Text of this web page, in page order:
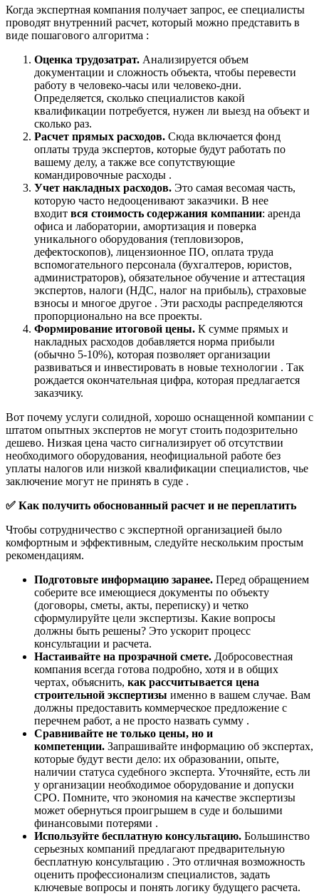
Когда экспертная компания получает запрос, ее специалисты
проводят внутренний расчет, который можно представить в
виде пошагового алгоритма :
Оценка трудозатрат. Анализируется объем
документации и сложность объекта, чтобы перевести
работу в человеко-часы или человеко-дни.
Определяется, сколько специалистов какой
квалификации потребуется, нужен ли выезд на объект и
сколько раз.
Расчет прямых расходов. Сюда включается фонд
оплаты труда экспертов, которые будут работать по
вашему делу, а также все сопутствующие
командировочные расходы .
Учет накладных расходов. Это самая весомая часть,
которую часто недооценивают заказчики. В нее
входит вся стоимость содержания компании: аренда
офиса и лаборатории, амортизация и поверка
уникального оборудования (тепловизоров,
дефектоскопов), лицензионное ПО, оплата труда
вспомогательного персонала (бухгалтеров, юристов,
администраторов), обязательное обучение и аттестация
экспертов, налоги (НДС, налог на прибыль), страховые
взносы и многое другое . Эти расходы распределяются
пропорционально на все проекты.
Формирование итоговой цены. К сумме прямых и
накладных расходов добавляется норма прибыли
(обычно 5-10%), которая позволяет организации
развиваться и инвестировать в новые технологии . Так
рождается окончательная цифра, которая предлагается
заказчику.
Вот почему услуги солидной, хорошо оснащенной компании с
штатом опытных экспертов не могут стоить подозрительно
дешево. Низкая цена часто сигнализирует об отсутствии
необходимого оборудования, неофициальной работе без
уплаты налогов или низкой квалификации специалистов, чье
заключение могут не принять в суде .
✅ Как получить обоснованный расчет и не переплатить
Чтобы сотрудничество с экспертной организацией было
комфортным и эффективным, следуйте нескольким простым
рекомендациям.
Подготовьте информацию заранее. Перед обращением
соберите все имеющиеся документы по объекту
(договоры, сметы, акты, переписку) и четко
сформулируйте цели экспертизы. Какие вопросы
должны быть решены? Это ускорит процесс
консультации и расчета.
Настаивайте на прозрачной смете. Добросовестная
компания всегда готова подробно, хотя и в общих
чертах, объяснить, как рассчитывается цена
строительной экспертизы именно в вашем случае. Вам
должны предоставить коммерческое предложение с
перечнем работ, а не просто назвать сумму .
Сравнивайте не только цены, но и
компетенции. Запрашивайте информацию об экспертах,
которые будут вести дело: их образовании, опыте,
наличии статуса судебного эксперта. Уточняйте, есть ли
у организации необходимое оборудование и допуски
СРО. Помните, что экономия на качестве экспертизы
может обернуться проигрышем в суде и большими
финансовыми потерями .
Используйте бесплатную консультацию. Большинство
серьезных компаний предлагают предварительную
бесплатную консультацию . Это отличная возможность
оценить профессионализм специалистов, задать
ключевые вопросы и понять логику будущего расчета.